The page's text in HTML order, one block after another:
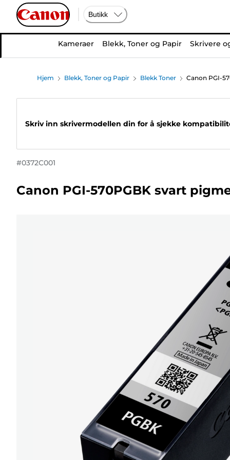
Butikk
Kameraer Blekk, Toner og Papir Skrivere
Hjem Blekk, Toner og Papir Blekk Toner Canon PGI-
Skriv inn skrivermodellen din for å sjekke
#0372C001
Canon PGI-570PGBK svart